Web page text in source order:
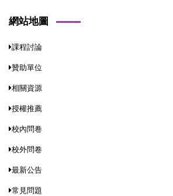
網站地圖
課程討論
贊助單位
相關資源
授權推薦
校內問卷
校外問卷
最新公告
常見問題